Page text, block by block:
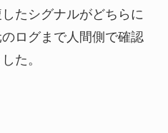
たシグナルがどちらに
ログまで人間側で確認
た。